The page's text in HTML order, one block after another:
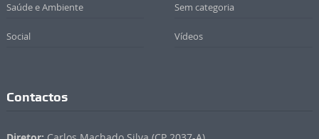
Saúde e Ambiente Sem categoria
Social Vídeos
Contactos